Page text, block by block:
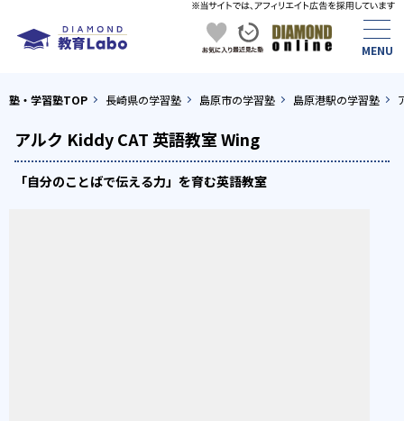
塾・学習塾TOP 長崎県の学習塾 島原市の学習塾 島原港駅の学習塾
アルク Kiddy CAT 英語教室 Wing
「自分のことばで伝える力」を育む英語教室